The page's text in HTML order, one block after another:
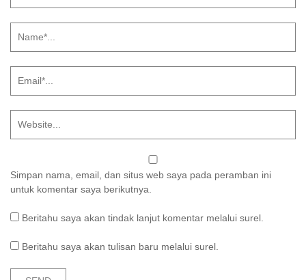
Simpan nama, email, dan situs web saya pada peramban ini
untuk komentar saya berikutnya.
Beritahu saya akan tindak lanjut komentar melalui surel.
Beritahu saya akan tulisan baru melalui surel.